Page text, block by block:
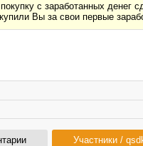
с заработанных
Вы за свои первые
Участники /